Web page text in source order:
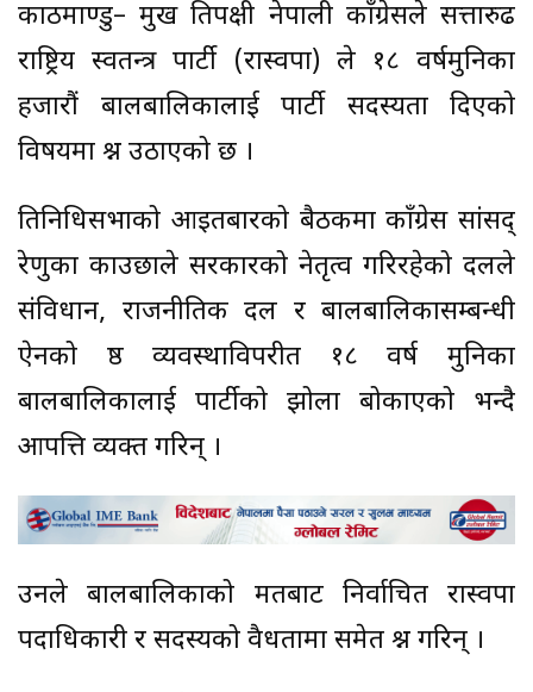
काठमाण्डु– प्रमुख प्रतिपक्षी नेपाली काँग्रेसले सत्तारुढ
राष्ट्रिय स्वतन्त्र पार्टी (रास्वपा) ले १८ वर्षमुनिका
हजारौं बालबालिकालाई पार्टी सदस्यता दिएको
विषयमा प्रश्न उठाएको छ ।
प्रतिनिधिसभाको आइतबारको बैठकमा काँग्रेस सांसद्
रेणुका काउछाले सरकारको नेतृत्व गरिरहेको दलले
संविधान, राजनीतिक दल र बालबालिकासम्बन्धी
ऐनको प्रष्ठ व्यवस्थाविपरीत १८ वर्ष मुनिका
बालबालिकालाई पार्टीको झोला बोकाएको भन्दै
आपत्ति व्यक्त गरिन् ।
उनले बालबालिकाको मतबाट निर्वाचित रास्वपा
पदाधिकारी र सदस्यको वैधतामा समेत प्रश्न गरिन् ।